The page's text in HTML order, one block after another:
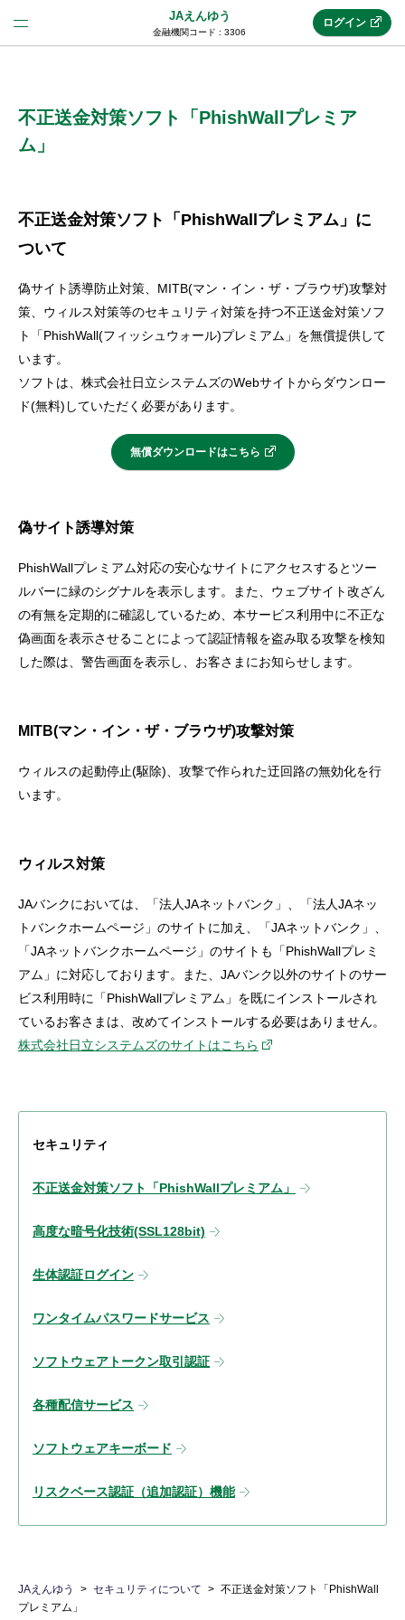
JAえんゆう
金融機関コード : 3306
(法人JAネットバンク)
JAネットバンクトップ
機能・サービス
困った時は
ログイン
不正送金対策ソフト「PhishWallプレミア
ム」
不正送金対策ソフト「PhishWallプレミアム」に
ついて
偽サイト誘導防止対策、MITB(マン・イン・ザ・ブラウザ)攻撃対
策、ウィルス対策等のセキュリティ対策を持つ不正送金対策ソフ
ト「PhishWall(フィッシュウォール)プレミアム」を無償提供して
います。
ソフトは、株式会社日立システムズのWebサイトからダウンロー
ド(無料)していただく必要があります。
無償ダウンロードはこちら
偽サイト誘導対策
PhishWallプレミアム対応の安心なサイトにアクセスするとツー
ルバーに緑のシグナルを表示します。また、ウェブサイト改ざん
の有無を定期的に確認しているため、本サービス利用中に不正な
偽画面を表示させることによって認証情報を盗み取る攻撃を検知
した際は、警告画面を表示し、お客さまにお知らせします。
MITB(マン・イン・ザ・ブラウザ)攻撃対策
ウィルスの起動停止(駆除)、攻撃で作られた迂回路の無効化を行
います。
ウィルス対策
JAバンクにおいては、「法人JAネットバンク」、「法人JAネッ
トバンクホームページ」のサイトに加え、「JAネットバンク」、
「JAネットバンクホームページ」のサイトも「PhishWallプレミ
アム」に対応しております。また、JAバンク以外のサイトのサー
ビス利用時に「PhishWallプレミアム」を既にインストールされ
ているお客さまは、改めてインストールする必要はありません。
株式会社日立システムズのサイトはこちら
セキュリティ
不正送金対策ソフト「PhishWallプレミアム」
高度な暗号化技術(SSL128bit)
生体認証ログイン
ワンタイムパスワードサービス
ソフトウェアトークン取引認証
各種配信サービス
ソフトウェアキーボード
リスクベース認証（追加認証）機能
JAえんゆう セキュリティについて
不正送金対策ソフト「PhishWall
プレミアム」